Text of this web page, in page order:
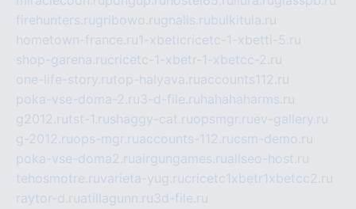
firehunters.rugribowo.rugnalis.rubulkitula.ru
hometown-france.ru1-xbeticricetc-1-xbetti-5.ru
shop-garena.rucricetc-1-xbetr-1-xbetcc-2.ru
one-life-story.rutop-halyava.ruaccounts112.ru
poka-vse-doma-2.ru3-d-file.ru hahahaharms.ru
g2012.rutst-1.rushaggy-cat.ruopsmgr.ruev-gallery.ru
g-2012.ruops-mgr.ruaccounts-112.rucsm-demo.ru
poka-vse-doma2.ruairgungames.ruallseo-host.ru
tehosmotre.ruvarieta-yug.rucricetc1xbetr1xbetcc2.ru
raytor-d.ruatillagunn.ru3d-file.ru